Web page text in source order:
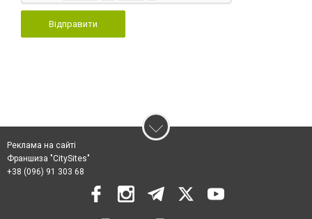
Відправити
Реклама на сайті
Франшиза "CitySites"
+38 (096) 91 303 68